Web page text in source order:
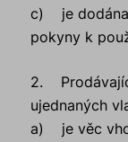
c) je dodána
pokyny k
2.
ujednaných
a) je věc